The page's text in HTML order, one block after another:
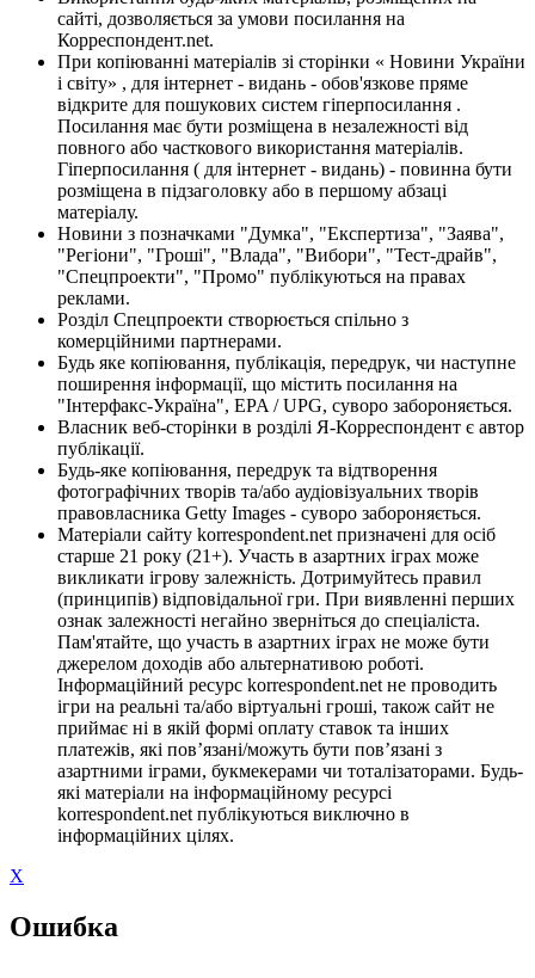
сайті, дозволяється за умови посилання на
Корреспондент.net.
При копіюванні матеріалів зі сторінки « Новини України
і світу» , для інтернет - видань - обов'язкове пряме
відкрите для пошукових систем гіперпосилання .
Посилання має бути розміщена в незалежності від
повного або часткового використання матеріалів.
Гіперпосилання ( для інтернет - видань) - повинна бути
розміщена в підзаголовку або в першому абзаці
матеріалу.
Новини з позначками "Думка", "Експертиза", "Заява",
"Регіони", "Гроші", "Влада", "Вибори", "Тест-драйв",
"Спецпроекти", "Промо" публікуються на правах
реклами.
Розділ Спецпроекти створюється спільно з
комерційними партнерами.
Будь яке копіювання, публікація, передрук, чи наступне
поширення інформації, що містить посилання на
"Інтерфакс-Україна", EPA / UPG, суворо забороняється.
Власник веб-сторінки в розділі Я-Корреспондент є автор
публікації.
Будь-яке копіювання, передрук та відтворення
фотографічних творів та/або аудіовізуальних творів
правовласника Getty Images - суворо забороняється.
Матеріали сайту korrespondent.net призначені для осіб
старше 21 року (21+). Участь в азартних іграх може
викликати ігрову залежність. Дотримуйтесь правил
(принципів) відповідальної гри. При виявленні перших
ознак залежності негайно зверніться до спеціаліста.
Пам'ятайте, що участь в азартних іграх не може бути
джерелом доходів або альтернативою роботі.
Інформаційний ресурс korrespondent.net не проводить
ігри на реальні та/або віртуальні гроші, також сайт не
приймає ні в якій формі оплату ставок та інших
платежів, які пов’язані/можуть бути пов’язані з
азартними іграми, букмекерами чи тоталізаторами. Будь-
які матеріали на інформаційному ресурсі
korrespondent.net публікуються виключно в
інформаційних цілях.
X
Ошибка